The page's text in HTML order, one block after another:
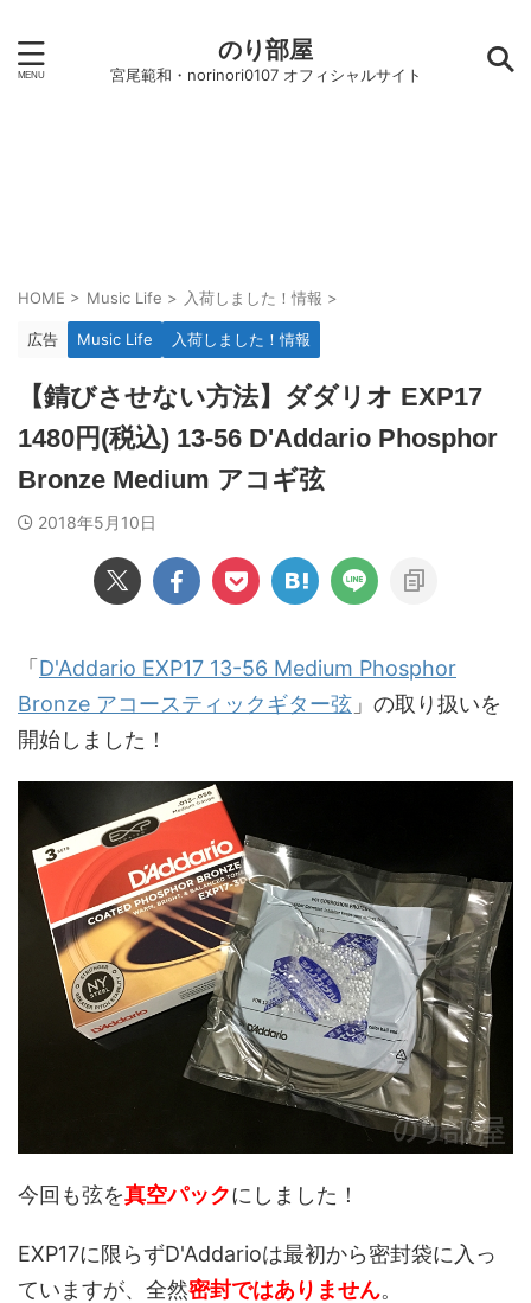
のり部屋
宮尾範和・norinori0107 オフィシャルサイト
HOME > Music Life > 入荷しました！情報 >
広告 Music Life 入荷しました！情報
【錆びさせない方法】ダダリオ EXP17
1480円(税込) 13-56 D'Addario Phosphor
Bronze Medium アコギ弦
2018年5月10日
「 D'Addario EXP17 13-56 Medium Phosphor
Bronze アコースティックギター弦 」の取り扱いを
開始しました！
今回も弦を真空パックにしました！
EXP17に限らずD'Addarioは最初から密封袋に入っ
ていますが、全然密封ではありません。